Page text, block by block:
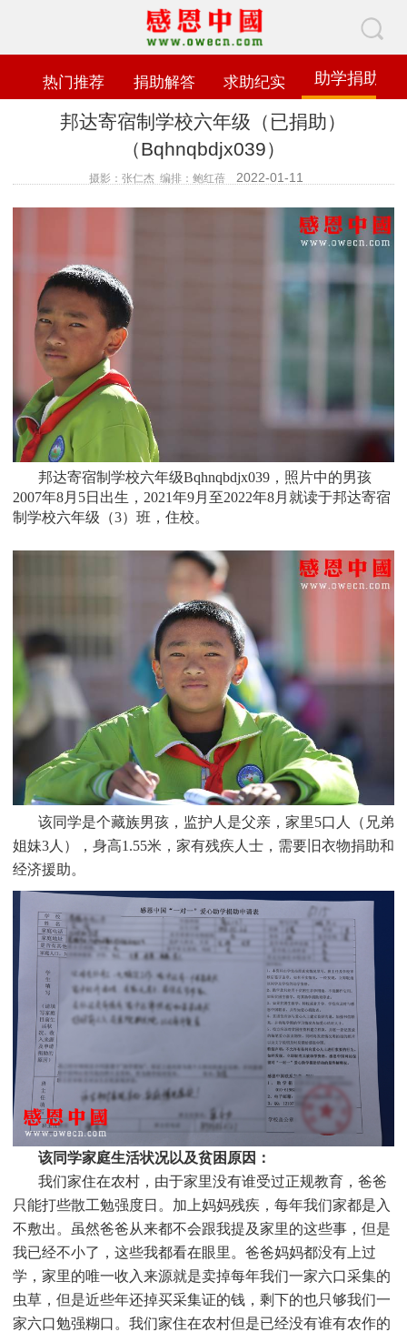
热门推荐 捐助解答 求助纪实 助学捐助
邦达寄宿制学校六年级（已捐助）
（Bqhnqbdjx039）
摄影：张仁杰 编排：鲍红蓓 2022-01-11
邦达寄宿制学校六年级Bqhnqbdjx039，照片中的男孩
2007年8月5日 出生， 2021年9月至2022年8月就读于邦达寄宿
制学校六年级 （3） 班 ，住校。
该同学是个藏族男孩，监护人是父亲，家里5口人（兄弟
姐妹3人），身高1.55米，家有残疾人士，需要旧衣物捐助和
经济援助。
该同学家庭生活状况以及贫困原因：
我们家住在农村，由于家里没有谁受过正规教育，爸爸
只能打些散工勉强度日。加上妈妈残疾，每年我们家都是入
不敷出。虽然爸爸从来都不会跟我提及家里的这些事，但是
我已经不小了，这些我都看在眼里。爸爸妈妈都没有上过
学，家里的唯一收入来源就是卖掉每年我们一家六口采集的
虫草，但是近些年还掉买采集证的钱，剩下的也只够我们一
家六口勉强糊口。我们家住在农村但是已经没有谁有农作的